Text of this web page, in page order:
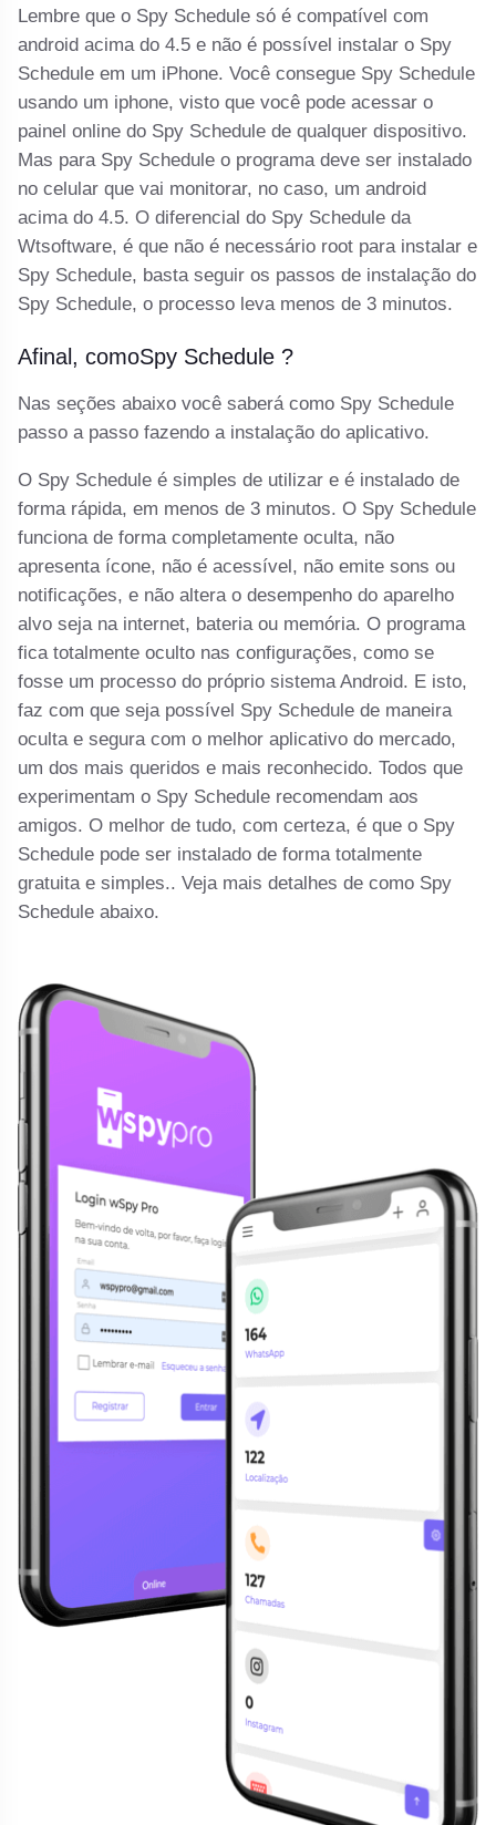
Lembre que o Spy Schedule só é compatível com
android acima do 4.5 e não é possível instalar o Spy
Schedule em um iPhone. Você consegue Spy Schedule
usando um iphone, visto que você pode acessar o
painel online do Spy Schedule de qualquer dispositivo.
Mas para Spy Schedule o programa deve ser instalado
no celular que vai monitorar, no caso, um android
acima do 4.5. O diferencial do Spy Schedule da
Wtsoftware, é que não é necessário root para instalar e
Spy Schedule, basta seguir os passos de instalação do
Spy Schedule, o processo leva menos de 3 minutos.
Afinal, comoSpy Schedule ?
Nas seções abaixo você saberá como Spy Schedule
passo a passo fazendo a instalação do aplicativo.
O Spy Schedule é simples de utilizar e é instalado de
forma rápida, em menos de 3 minutos. O Spy Schedule
funciona de forma completamente oculta, não
apresenta ícone, não é acessível, não emite sons ou
notificações, e não altera o desempenho do aparelho
alvo seja na internet, bateria ou memória. O programa
fica totalmente oculto nas configurações, como se
fosse um processo do próprio sistema Android. E isto,
faz com que seja possível Spy Schedule de maneira
oculta e segura com o melhor aplicativo do mercado,
um dos mais queridos e mais reconhecido. Todos que
experimentam o Spy Schedule recomendam aos
amigos. O melhor de tudo, com certeza, é que o Spy
Schedule pode ser instalado de forma totalmente
gratuita e simples.. Veja mais detalhes de como Spy
Schedule abaixo.